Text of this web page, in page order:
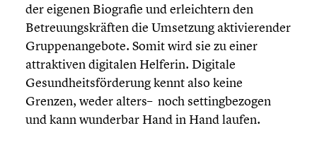
der eigenen Biografie und erleich­tern den
Betreu­ungs­kräf­ten die Umsetzung aktivie­ren­der
Gruppen­an­ge­bote. Somit wird sie zu einer
attrak­ti­ven digitalen Helferin. Digitale
Gesundheits­förderung kennt also keine
Grenzen, weder alters– noch setting­be­zo­gen
und kann wunderbar Hand in Hand laufen.